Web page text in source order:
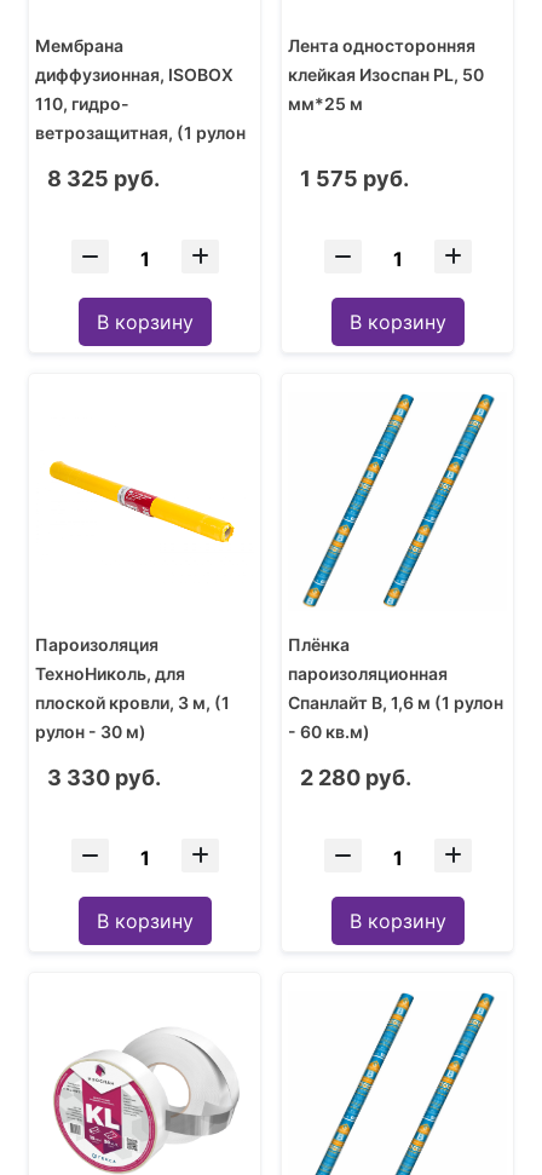
Мембрана
диффузионная, ISOBOX
110, гидро-
ветрозащитная, (1 рулон
8 325 руб.
В корзину
Лента односторонняя
клейкая Изоспан PL, 50
мм*25 м
1 575 руб.
В корзину
Пароизоляция
ТехноНиколь, для
плоской кровли, 3 м, (1
рулон - 30 м)
3 330 руб.
В корзину
Плёнка
пароизоляционная
Спанлайт B, 1,6 м (1 рулон
- 60 кв.м)
2 280 руб.
В корзину